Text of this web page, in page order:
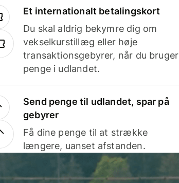
Et internationalt betalingskort
Du skal aldrig bekymre dig om
vekselkurstillæg eller høje
transaktionsgebyrer, når du bruger
penge i udlandet.
Send penge til udlandet, spar på
gebyrer
Få dine penge til at strække
længere, uanset afstanden.